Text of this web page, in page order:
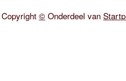
Copyright © Onderdeel van